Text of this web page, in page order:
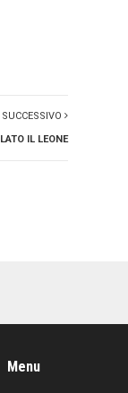
IL LEONE
Menu